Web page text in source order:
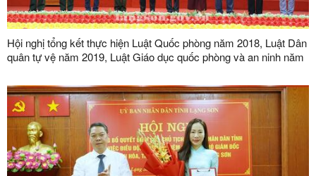
Hội nghị tổng kết thực hiện Luật Quốc phòng năm 2018, Luật Dân
quân tự vệ năm 2019, Luật Giáo dục quốc phòng và an ninh năm